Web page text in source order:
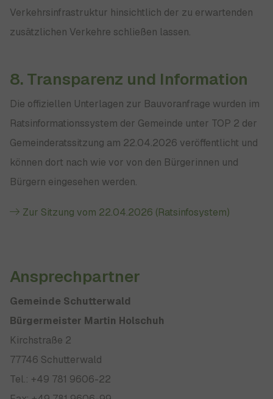
Verkehrsinfrastruktur hinsichtlich der zu erwartenden
zusätzlichen Verkehre schließen lassen.
8. Transparenz und Information
Die offiziellen Unterlagen zur Bauvoranfrage wurden im
Ratsinformationssystem der Gemeinde unter TOP 2 der
Gemeinderatssitzung am 22.04.2026 veröffentlicht und
können dort nach wie vor von den Bürgerinnen und
Bürgern eingesehen werden.
Zur Sitzung vom 22.04.2026 (Ratsinfosystem)
Ansprechpartner
Gemeinde Schutterwald
Bürgermeister Martin Holschuh
Kirchstraße 2
77746 Schutterwald
Tel.: +49 781 9606-22